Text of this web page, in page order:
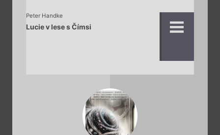
Peter Handke
Lucie v lese s Čímsi